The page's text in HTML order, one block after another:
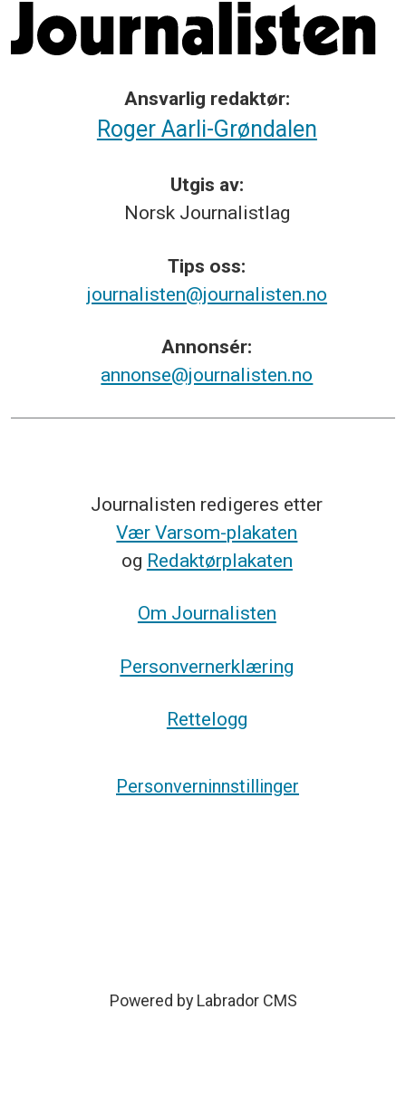
Ansvarlig redaktør:
Roger Aarli-Grøndalen
Utgis av:
Norsk Journalistlag
Tips oss:
journalisten@journalisten.no
Annonsér:
annonse@journalisten.no
Journalisten redigeres etter
Vær Varsom-plakaten
og Redaktørplakaten
Om Journalisten
Personvernerklæring
Rettelogg
Personverninnstillinger
Powered by Labrador CMS